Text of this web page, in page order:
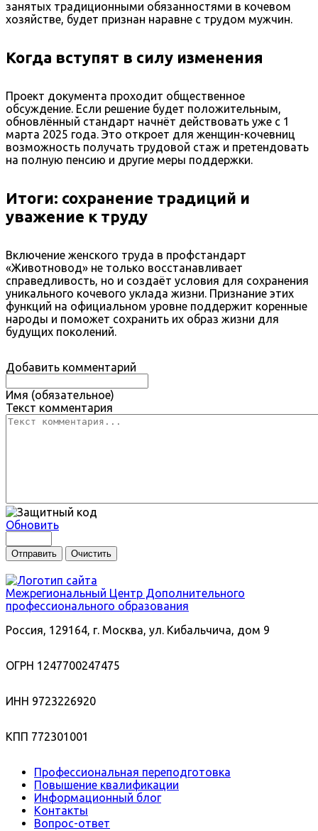
занятых традиционными обязанностями в кочевом
хозяйстве, будет признан наравне с трудом мужчин.
Когда вступят в силу изменения
Проект документа проходит общественное
обсуждение. Если решение будет положительным,
обновлённый стандарт начнёт действовать уже с 1
марта 2025 года. Это откроет для женщин-кочевниц
возможность получать трудовой стаж и претендовать
на полную пенсию и другие меры поддержки.
Итоги: сохранение традиций и
уважение к труду
Включение женского труда в профстандарт
«Животновод» не только восстанавливает
справедливость, но и создаёт условия для сохранения
уникального кочевого уклада жизни. Признание этих
функций на официальном уровне поддержит коренные
народы и поможет сохранить их образ жизни для
будущих поколений.
Добавить комментарий
Имя (обязательное)
Текст комментария
Обновить
Отправить Очистить
Межрегиональный Центр Дополнительного
профессионального образования
Россия, 129164, г. Москва, ул. Кибальчича, дом 9
ОГРН 1247700247475
ИНН 9723226920
КПП 772301001
Профессиональная переподготовка
Повышение квалификации
Информационный блог
Контакты
Вопрос-ответ